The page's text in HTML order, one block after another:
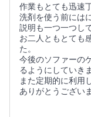
作業もとても迅速
洗剤を使う前には
説明も一つ一つし
お二人ともとても
た。
今後のソファーの
るようにしていき
また定期的に利用
ありがとうござい